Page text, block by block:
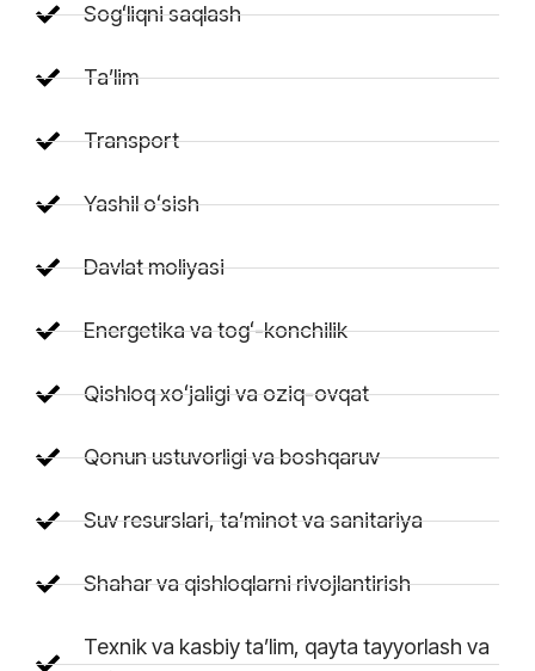
Sogʻliqni saqlash
Taʼlim
Transport
Yashil oʻsish
Davlat moliyasi
Energetika va togʻ-konchilik
Qishloq xoʻjaligi va oziq-ovqat
Qonun ustuvorligi va boshqaruv
Suv resurslari, taʼminot va sanitariya
Shahar va qishloqlarni rivojlantirish
Texnik va kasbiy taʼlim, qayta tayyorlash va